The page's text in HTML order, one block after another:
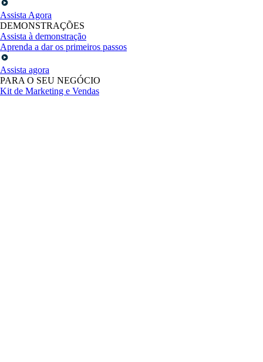
Assista Agora
DEMONSTRAÇÕES
Assista à demonstração
Aprenda a dar os primeiros passos
Assista agora
PARA O SEU NEGÓCIO
Kit de Marketing e Vendas